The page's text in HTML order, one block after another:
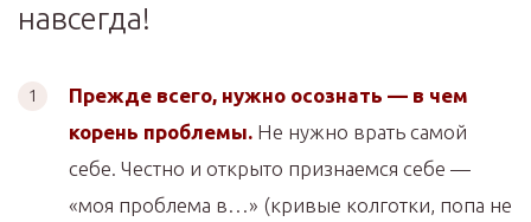
навсегда!
Прежде всего, нужно осознать — в чем
корень проблемы. Не нужно врать самой
себе. Честно и открыто признаемся себе —
«моя проблема в…» (кривые колготки, попа не